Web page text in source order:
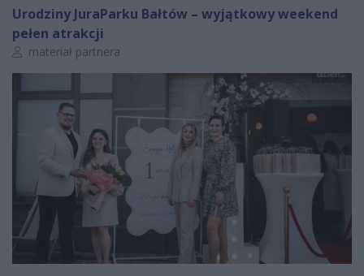
Urodziny JuraParku Bałtów – wyjątkowy weekend
pełen atrakcji
Autor artykułu:
materiał partnera